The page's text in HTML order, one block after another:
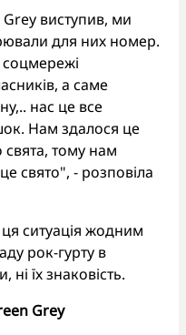
виступив, ми
для них номер.
а саме
нас це все
Нам здалося це
тому нам
свято", - розповіла
ситуація жодним
рок-гурту в
ні їх знаковість.
Grey